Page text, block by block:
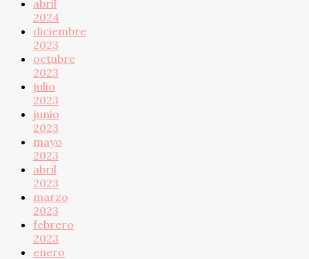
abril
2024
diciembre
2023
octubre
2023
julio
2023
junio
2023
mayo
2023
abril
2023
marzo
2023
febrero
2023
enero